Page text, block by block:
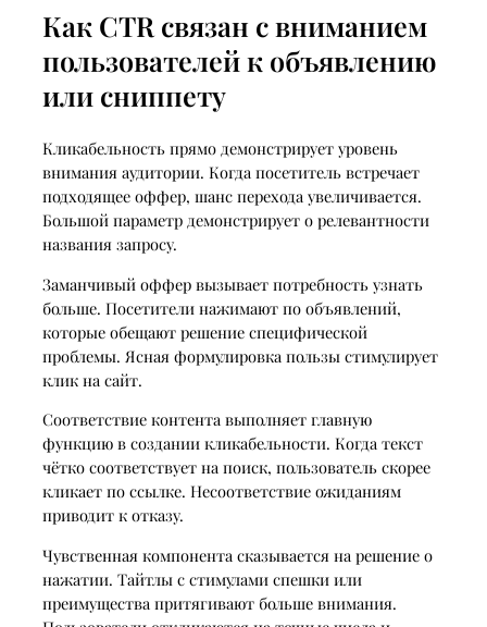
Как CTR связан с вниманием
пользователей к объявлению
или сниппету
Кликабельность прямо демонстрирует уровень
внимания аудитории. Когда посетитель встречает
подходящее оффер, шанс перехода увеличивается.
Большой параметр демонстрирует о релевантности
названия запросу.
Заманчивый оффер вызывает потребность узнать
больше. Посетители нажимают по объявлений,
которые обещают решение специфической
проблемы. Ясная формулировка пользы стимулирует
клик на сайт.
Соответствие контента выполняет главную
функцию в создании кликабельности. Когда текст
чётко соответствует на поиск, пользователь скорее
кликает по ссылке. Несоответствие ожиданиям
приводит к отказу.
Чувственная компонента сказывается на решение о
нажатии. Тайтлы с стимулами спешки или
преимущества притягивают больше внимания.